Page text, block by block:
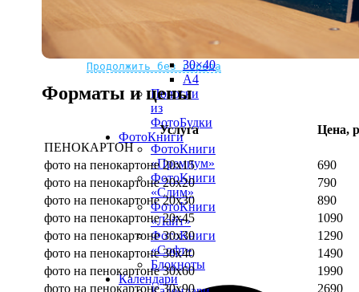
Не нашли Ваш город?
Мы доставляем по всему миру
Продолжить без города
20×20
20×30
30×40
A4
Полоски
из
ФотоБудки
ФотоКниги
ФотоКниги
«Премиум»
ФотоКниги
«Слим»
ФотоКниги
«Лайт»
ФотоКниги
«Софт»
Блокноты
Календари
Форматы и цены
Услуга
Цена,
ПЕНОКАРТОН
фото на пенокартоне 20х15
690
фото на пенокартоне 20х20
790
фото на пенокартоне 20х30
890
фото на пенокартоне 20х45
1090
фото на пенокартоне 30х30
1290
фото на пенокартоне 30х40
1490
фото на пенокартоне 30х60
1990
фото на пенокартоне 30х90
2690